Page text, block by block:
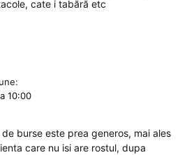
cate i tabără etc
10:00
burse este prea generos, mai ales
care nu isi are rostul, dupa